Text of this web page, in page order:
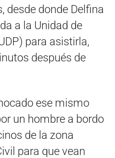
desde donde Delfina
a la Unidad de
para asistirla,
después de
ese mismo
un hombre a bordo
de la zona
para que vean